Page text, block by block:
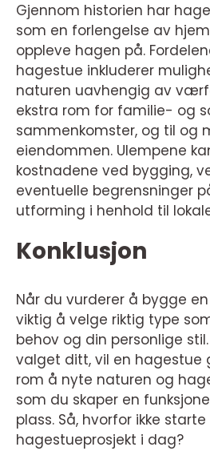
Gjennom historien har
som en forlengelse av
oppleve hagen på.
hagestue inkluderer
naturen uavhengig av
ekstra rom for familie- og
sammenkomster, og til og
eiendommen. Ulempene
kostnadene ved bygging,
eventuelle begrensninger
utforming i henhold til
Konklusjon
Når du vurderer å bygge
viktig å velge riktig type
behov og din personlige
valget ditt, vil en hagestue
rom å nyte naturen og
som du skaper en
plass. Så, hvorfor ikke
hagestueprosjekt i dag?